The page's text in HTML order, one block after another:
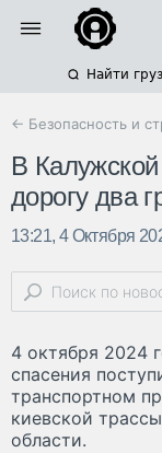
Найти
← Безопасность и
В
дорогу два
13:21, 4 Октября
4 октября 2024
спасения
транспортном
киевской
области.